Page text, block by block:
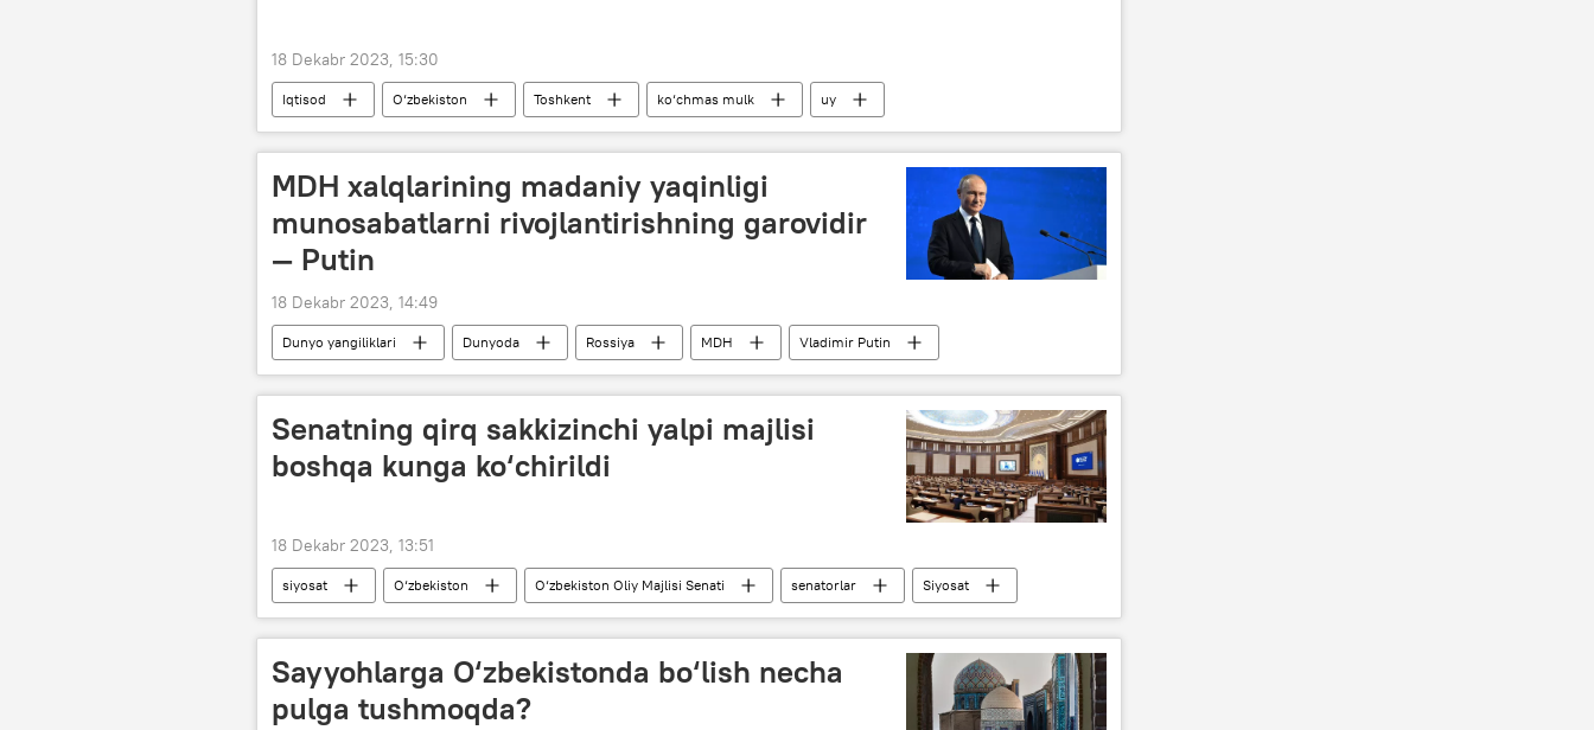
18 Dekabr 2023, 15:30
Iqtisod O‘zbekiston Toshkent ko‘chmas mulk uy
MDH xalqlarining madaniy yaqinligi
munosabatlarni rivojlantirishning garovidir
— Putin
18 Dekabr 2023, 14:49
Dunyo yangiliklari Dunyoda Rossiya MDH
Vladimir Putin
Madaniyat
Senatning qirq sakkizinchi yalpi majlisi
boshqa kunga ko‘chirildi
18 Dekabr 2023, 13:51
siyosat O‘zbekiston O‘zbekiston Oliy Majlisi Senati senatorlar Siyosat
Sayyohlarga O‘zbekistonda bo‘lish necha
pulga tushmoqda?